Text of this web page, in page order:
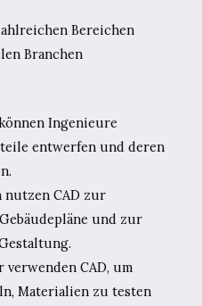
Bereichen
Branchen
Ingenieure
entwerfen und deren
CAD zur
und zur
verwenden CAD, um
Materialien zu testen